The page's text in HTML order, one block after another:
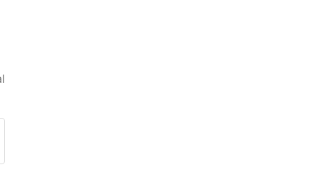
příteli
stránku
otázku autorovi
svou fotografii